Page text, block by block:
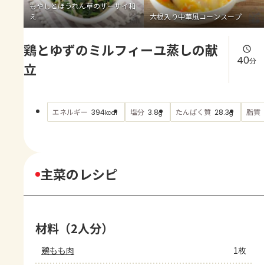
お買い物
AJINOMOTO PARK とは
もやしとほうれん草のザーサイ和
え
大根入り中華風コーンスープ
鶏とゆずのミルフィーユ蒸しの献
立
40分
エネルギー 394kcal 塩分 3.8g たんぱく質 28.3g 脂質
主菜のレシピ
材料（2人分）
鶏もも肉 1枚